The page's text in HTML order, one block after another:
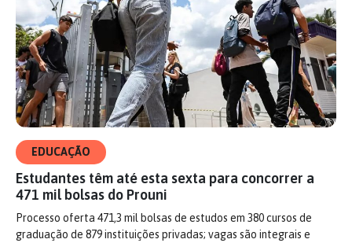
EDUCAÇÃO
Estudantes têm até esta sexta para concorrer a
471 mil bolsas do Prouni
Processo oferta 471,3 mil bolsas de estudos em 380 cursos de
graduação de 879 instituições privadas; vagas são integrais e